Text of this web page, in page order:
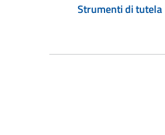
Strumenti di tutela